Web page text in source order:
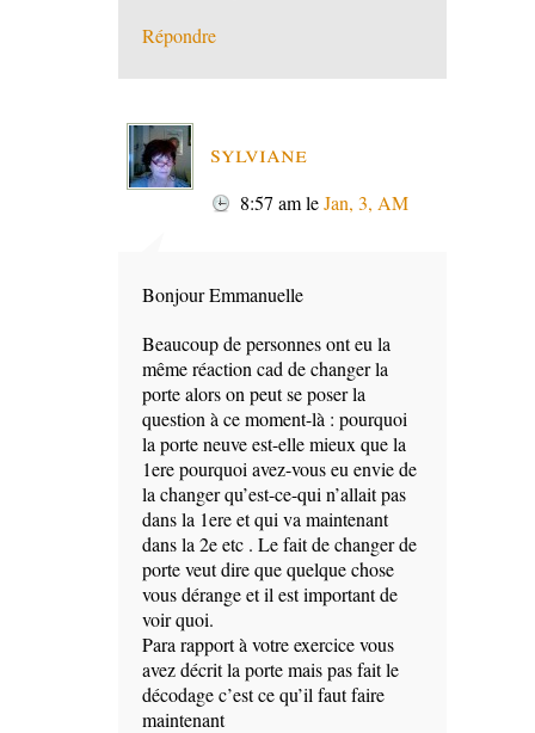
Répondre
sylviane
8:57 amleJan, 3, AM
Bonjour Emmanuelle
Beaucoup de personnes ont eu la
même réaction cad de changer la
porte alors on peut se poser la
question à ce moment-là : pourquoi
la porte neuve est-elle mieux que la
1ere pourquoi avez-vous eu envie de
la changer qu’est-ce-qui n’allait pas
dans la 1ere et qui va maintenant
dans la 2e etc . Le fait de changer de
porte veut dire que quelque chose
vous dérange et il est important de
voir quoi.
Para rapport à votre exercice vous
avez décrit la porte mais pas fait le
décodage c’est ce qu’il faut faire
maintenant